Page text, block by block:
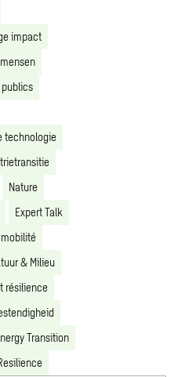
impact
technologie
Nature
Expert Talk
& Milieu
résilience
Transition